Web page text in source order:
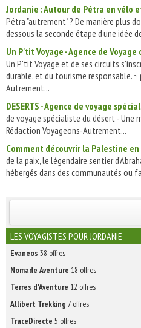
Jordanie : Autour de Pétra en vélo
Pétra "autrement" ? De manière plus
dessous la seconde étape d'une idée
Un P'tit Voyage - Agence de Voyage
Un P'tit Voyage et de ses circuits
durable, et du tourisme responsable. ~
Autrement...
DESERTS - Agence de voyage
de voyage spécialiste du désert - Une
Rédaction Voyageons-Autrement...
Comment découvrir la Palestine
de la paix, le légendaire sentier
hébergés dans des communautés ou
INSCRIVEZ-VOUS | ABONNEZ-
LES VOYAGISTES POUR JORDANIE
Evaneos 38 offres
Nomade Aventure 18 offres
Terres d'Aventure 12 offres
Allibert Trekking 7 offres
TraceDirecte 5 offres